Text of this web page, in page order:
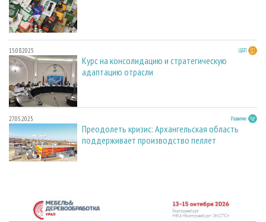
15.08.2025 ЦБП
Курс на консолидацию и стратегическую
адаптацию отрасли
27.05.2025 Развитие
Преодолеть кризис: Архангельская область
поддерживает производство пеллет